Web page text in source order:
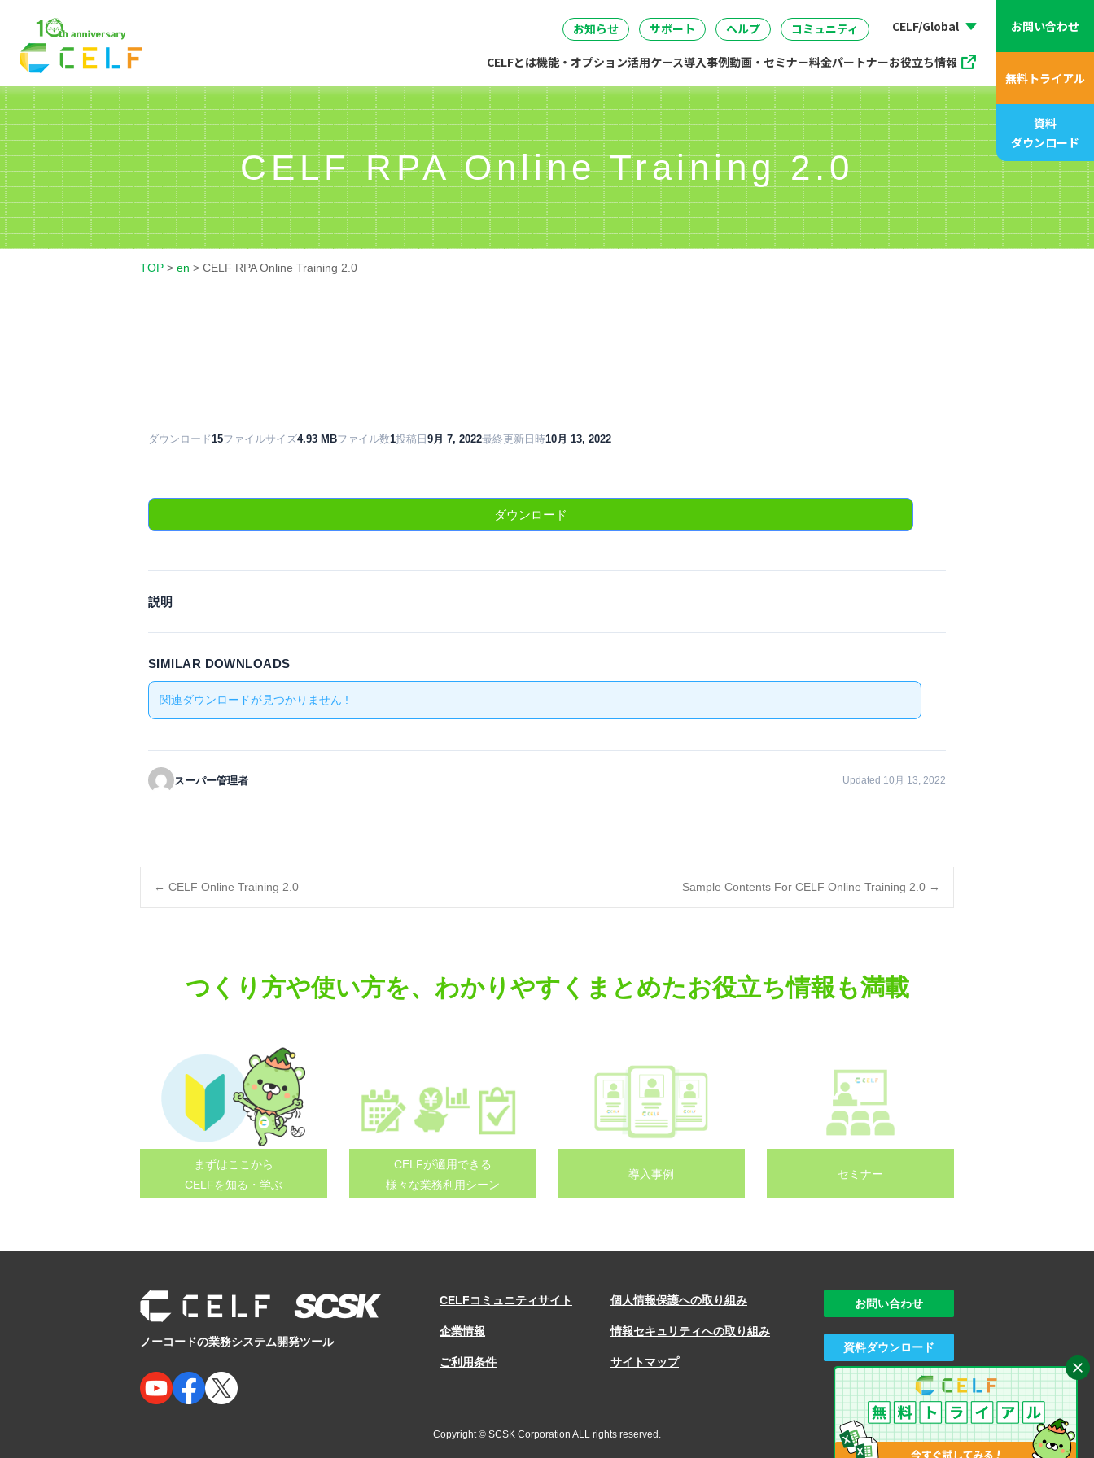
お知らせ サポート ヘルプ コミュニティ CELF/Global
CELFとは機能・オプション活用ケース
05開発・製造 06 経営管理 07企画・マーケティング
導入事例動画・セミナー
無料IT講座
料金パートナー
販売支援プログラム
お役立ち情報
お問い合わせ
無料トライアル
資料
ダウンロード
CELF RPA Online Training 2.0
TOP > en > CELF RPA Online Training 2.0
ダウンロード15ファイルサイズ4.93 MBファイル数1投稿日 9月 7, 2022最終更新日時10月 13, 2022
ダウンロード
説明
SIMILAR DOWNLOADS
関連ダウンロードが見つかりません !
スーパー管理者 Updated 10月 13, 2022
Post
← CELF Online Training 2.0 Sample Contents For CELF Online Training 2.0 →
つくり方や使い方を、わかりやすくまとめたお役立ち情報も満載
まずはここから
CELFを知る・学ぶ
CELFが適用できる
様々な業務利用シーン
導入事例 セミナー
ノーコードの業務システム開発ツール
CELFコミュニティサイト
企業情報
ご利用条件
個人情報保護への取り組み
情報セキュリティへの取り組み
サイトマップ
お問い合わせ
資料ダウンロード
Copyright © SCSK Corporation ALL rights reserved.